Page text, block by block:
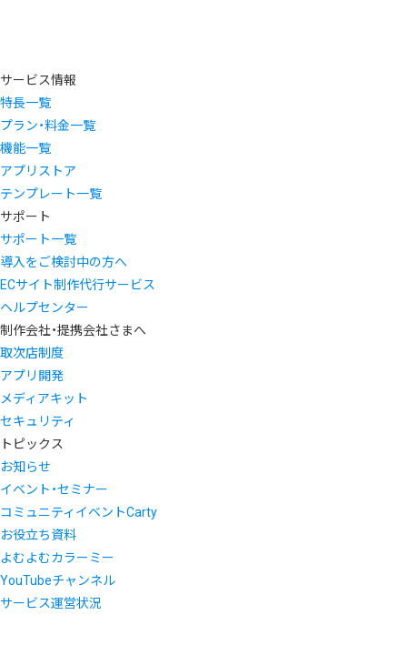
サービス情報
特長一覧
プラン・料金一覧
機能一覧
アプリストア
テンプレート一覧
サポート
サポート一覧
導入をご検討中の方へ
ECサイト制作代行サービス
ヘルプセンター
制作会社・提携会社さまへ
取次店制度
アプリ開発
メディアキット
セキュリティ
トピックス
お知らせ
イベント・セミナー
コミュニティイベントCarty
お役立ち資料
よむよむカラーミー
YouTubeチャンネル
サービス運営状況